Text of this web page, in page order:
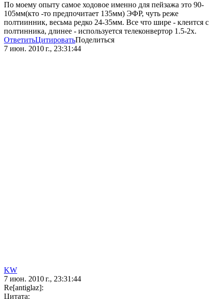
По моему опыту самое ходовое именно для пейзажа это 90-
105мм(кто -то предпочитает 135мм) ЭФР, чуть реже
полтиинник, весьма редко 24-35мм. Все что шире - клеится с
полтинника, длинее - используется телеконвертор 1.5-2х.
ОтветитьЦитироватьПоделиться
7 июн. 2010 г., 23:31:44
KW
7 июн. 2010 г., 23:31:44
Re[antiglaz]:
Цитата: